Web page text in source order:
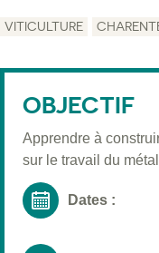
VITICULTURE
OBJECTIF
Apprendre à
sur le travail du
Dates :